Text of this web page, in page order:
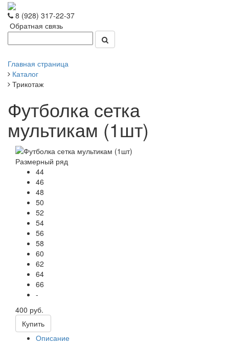
8 (928) 317-22-37
Обратная связь
Главная страница
Каталог
Трикотаж
Футболка сетка
мультикам (1шт)
Размерный ряд
44
46
48
50
52
54
56
58
60
62
64
66
-
400 руб.
Купить
Описание